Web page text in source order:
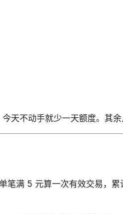
不动手就少一天额度。其余
满 5 元算一次有效交易，